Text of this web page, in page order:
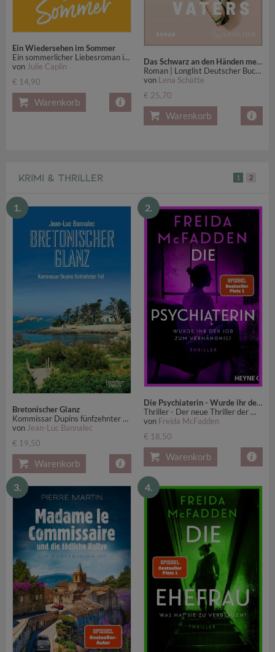
Ein Wiedersehen im Sommer
Ein sommerlicher Liebesroman in der englischen Countryside
von Julie Caplin
€ 14,90
Warenkorb
Das Schwarz an den Händen meines Vaters
Roman | Longlist Deutscher Buchpreis 2025
von Lena Schätte
€ 25,70
Warenkorb
KRIMI & THRILLER 1 2
1.
Bretonischer Glanz
Kommissar Dupins fünfzehnter Fall
von Jean-Luc Bannalec
€ 19,50
Warenkorb
2.
Die Psychiaterin - Wurde ihr der Job zum Verhängnis?
Thriller - Der neue Thriller der Weltbestsellerautorin
von Freida McFadden
€ 18,50
Warenkorb
3. 4.